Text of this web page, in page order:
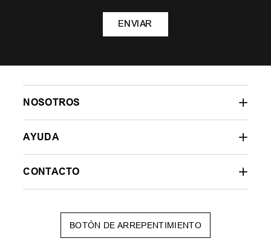
ENVIAR
NOSOTROS
AYUDA
CONTACTO
BOTÓN DE ARREPENTIMIENTO